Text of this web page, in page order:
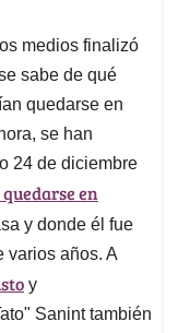
medios finalizó
sabe de qué
quedarse en
se han
24 de diciembre
en
y donde él fue
varios años. A
y
Sanint también